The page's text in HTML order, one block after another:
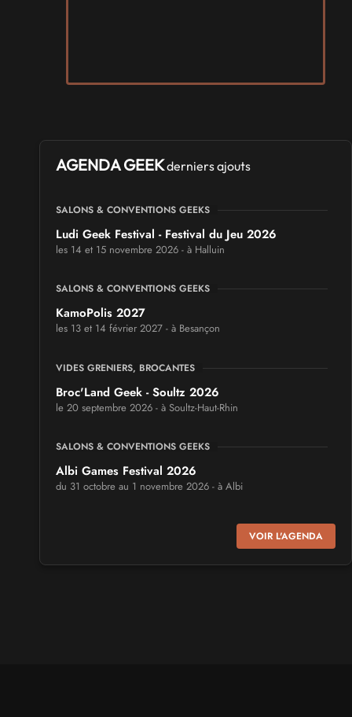
AGENDA GEEKderniers ajouts
SALONS & CONVENTIONS GEEKS
Ludi Geek Festival - Festival du Jeu 2026
les 14 et 15 novembre 2026 - à Halluin
SALONS & CONVENTIONS GEEKS
KamoPolis 2027
les 13 et 14 février 2027 - à Besançon
VIDES GRENIERS, BROCANTES
Broc'Land Geek - Soultz 2026
le 20 septembre 2026 - à Soultz-Haut-Rhin
SALONS & CONVENTIONS GEEKS
Albi Games Festival 2026
du 31 octobre au 1 novembre 2026 - à Albi
Virtual Calais - salon du jeu vidéo et des loisirs
numériques 2026
VOIR L'AGENDA